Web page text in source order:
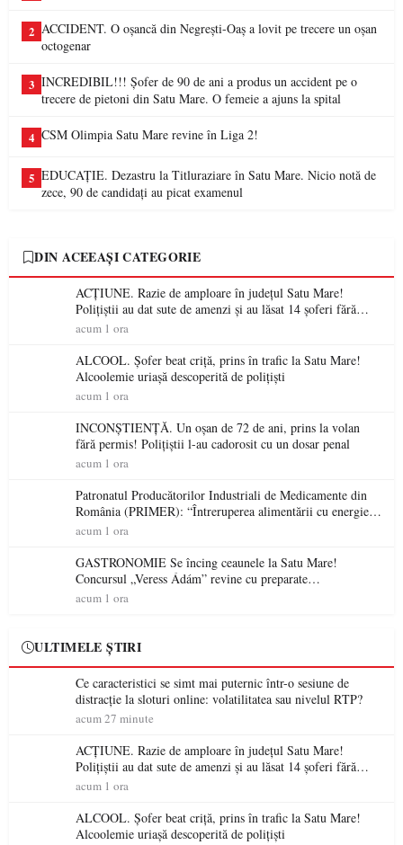
2 ACCIDENT. O oșancă din Negrești-Oaș a lovit pe trecere un oșan
octogenar
3 INCREDIBIL!!! Șofer de 90 de ani a produs un accident pe o
trecere de pietoni din Satu Mare. O femeie a ajuns la spital
4 CSM Olimpia Satu Mare revine în Liga 2!
5 EDUCAȚIE. Dezastru la Titluraziare în Satu Mare. Nicio notă de
zece, 90 de candidați au picat examenul
DIN ACEEAȘI CATEGORIE
ACȚIUNE. Razie de amploare în județul Satu Mare!
Polițiștii au dat sute de amenzi și au lăsat 14 șoferi fără
permis într-o singură zi
acum 1 ora
ALCOOL. Șofer beat criță, prins în trafic la Satu Mare!
Alcoolemie uriașă descoperită de polițiști
acum 1 ora
INCONȘTIENȚĂ. Un oșan de 72 de ani, prins la volan
fără permis! Polițiștii l-au cadorosit cu un dosar penal
acum 1 ora
Patronatul Producătorilor Industriali de Medicamente din
România (PRIMER): “Întreruperea alimentării cu energie
electrică a fabricilor de medicamente va pune în pericol
acum 1 ora
GASTRONOMIE Se încing ceaunele la Satu Mare!
Concursul „Veress Ádám” revine cu preparate
spectaculoase, premii și un jurat de renume
acum 1 ora
ULTIMELE ȘTIRI
Ce caracteristici se simt mai puternic într-o sesiune de
distracție la sloturi online: volatilitatea sau nivelul RTP?
acum 27 minute
ACȚIUNE. Razie de amploare în județul Satu Mare!
Polițiștii au dat sute de amenzi și au lăsat 14 șoferi fără
permis într-o singură zi
acum 1 ora
ALCOOL. Șofer beat criță, prins în trafic la Satu Mare!
Alcoolemie uriașă descoperită de polițiști